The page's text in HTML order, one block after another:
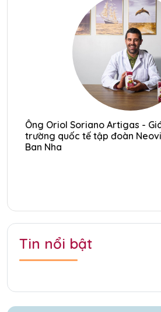
Ông Oriol Soriano Artigas -
trường quốc tế tập đoàn
Ban Nha
Tin nổi bật